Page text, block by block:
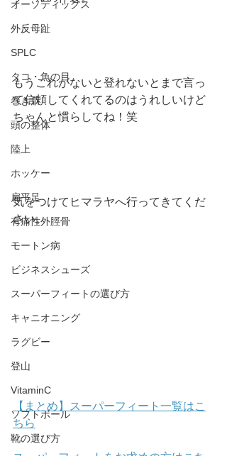
オーソティックス
外反母趾
SPLC
タコ・魚の目
巻き爪
頭の整体
陸上
ホッケー
扁平足
有痛性外脛骨
モートン病
ビジネスシューズ
スーパーフィートの選び方
キャニオニング
ラグビー
登山
VitaminC
ソフトボール
靴の選び方
もうこれがないと登れないとまで言っ
て信頼してくれてるのはうれしいけど
ちゃんと慣らしてね！笑
気をつけてヒマラヤへ行ってきてくだ
さい。
【まとめ】スーパーフィート一覧はこ
ちら